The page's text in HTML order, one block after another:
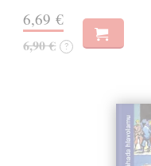
6,69 €
6,90 € ?